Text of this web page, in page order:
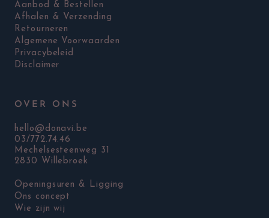
Aanbod & Bestellen
Afhalen & Verzending
Retourneren
Algemene Voorwaarden
Privacybeleid
Disclaimer
OVER ONS
hello@donavi.be
03/772.74.46
Mechelsesteenweg 31
2830 Willebroek
Openingsuren & Ligging
Ons concept
Wie zijn wij